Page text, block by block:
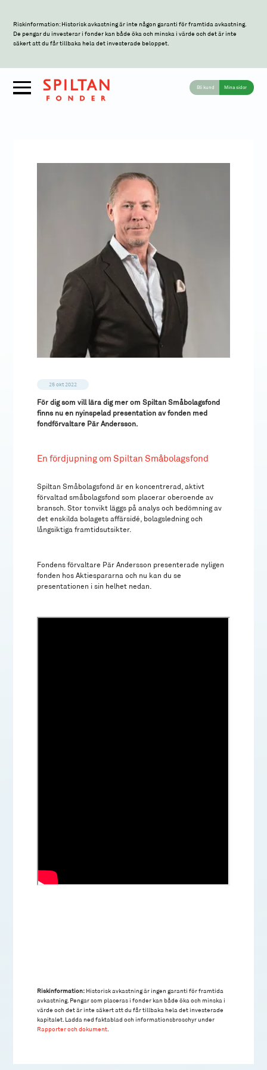
Riskinformation: Historisk avkastning är inte någon garanti för framtida avkastning.
De pengar du investerar i fonder kan både öka och minska i värde och det är inte
säkert att du får tillbaka hela det investerade beloppet.
Bli kund Mina sidor
25 okt 2022
För dig som vill lära dig mer om Spiltan Småbolagsfond
finns nu en nyinspelad presentation av fonden med
fondförvaltare Pär Andersson.
En fördjupning om Spiltan Småbolagsfond
Spiltan Småbolagsfond är en koncentrerad, aktivt
förvaltad småbolagsfond som placerar oberoende av
bransch. Stor tonvikt läggs på analys och bedömning av
det enskilda bolagets affärsidé, bolagsledning och
långsiktiga framtidsutsikter.
Fondens förvaltare Pär Andersson presenterade nyligen
fonden hos Aktiespararna och nu kan du se
presentationen i sin helhet nedan.
Riskinformation: Historisk avkastning är ingen garanti för framtida
avkastning. Pengar som placeras i fonder kan både öka och minska i
värde och det är inte säkert att du får tillbaka hela det investerade
kapitalet. Ladda ned faktablad och informationsbroschyr under
Rapporter och dokument